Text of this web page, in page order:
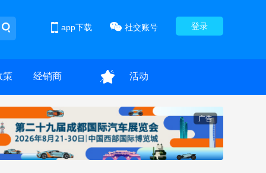
登录
社交账号
app下载
策 经销商 活动
广告